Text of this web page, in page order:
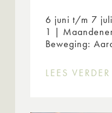
6 juni t/m 7
1 |
Beweging:
LEES VERDER